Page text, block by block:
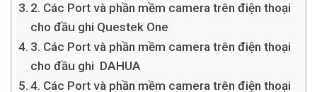
2. Các Port và phần mềm camera trên điện thoại
cho đầu ghi Questek One
3. Các Port và phần mềm camera trên điện thoại
cho đầu ghi DAHUA
4. Các Port và phần mềm camera trên điện thoại